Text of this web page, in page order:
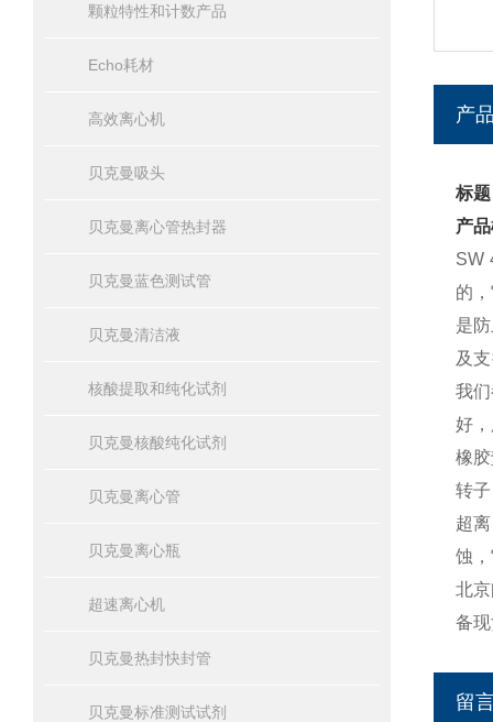
颗粒特性和计数产品
Echo耗材
高效离心机
贝克曼吸头
贝克曼离心管热封器
贝克曼蓝色测试管
贝克曼清洁液
核酸提取和纯化试剂
贝克曼核酸纯化试剂
贝克曼离心管
贝克曼离心瓶
超速离心机
贝克曼热封快封管
贝克曼标准测试试剂
产
标
产
SW
的
是
及
我
好
橡
转
超
蚀
北
备
留